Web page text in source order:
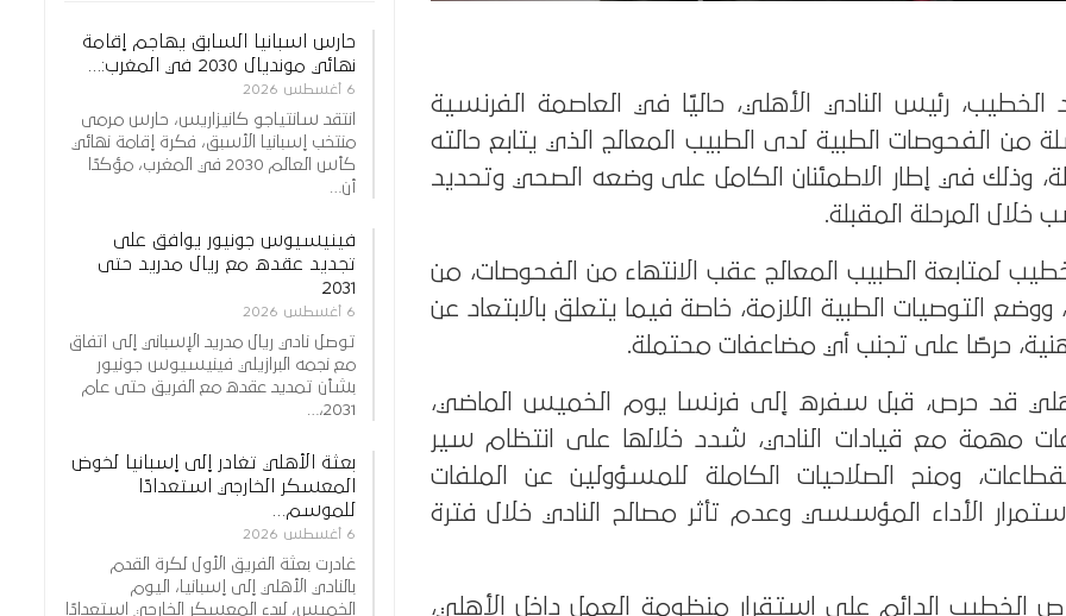
الخطيب، رئيس النادي الأهلي، حاليًا في العاصمة الفرنسية
من الفحوصات الطبية لدى الطبيب المعالج الذي يتابع حالته
وذلك في إطار الاطمئنان الكامل على وضعه الصحي وتحديد
خلال المرحلة المقبلة.
لمتابعة الطبيب المعالج عقب الانتهاء من الفحوصات، من
التوصيات الطبية اللازمة، خاصة فيما يتعلق بالابتعاد عن
حرصًا على تجنب أي مضاعفات محتملة.
قد حرص، قبل سفره إلى فرنسا يوم الخميس الماضي،
مهمة مع قيادات النادي، شدد خلالها على انتظام سير
ومنح الصلاحيات الكاملة للمسؤولين عن الملفات
الأداء المؤسسي وعدم تأثر مصالح النادي خلال فترة
الخطيب الدائم على استقرار منظومة العمل داخل الأهلي،
حارس اسبانيا السابق يهاجم إقامة
نهائي مونديال 2030 في المغرب:…
6 أغسطس 2026
انتقد سانتياجو كانيزاريس، حارس مرمى
منتخب إسبانيا الأسبق، فكرة إقامة نهائي
كأس العالم 2030 في المغرب، مؤكدًا
أن…
فينيسيوس جونيور يوافق على
تجديد عقده مع ريال مدريد حتى
2031
6 أغسطس 2026
توصل نادي ريال مدريد الإسباني إلى اتفاق
مع نجمه البرازيلي فينيسيوس جونيور
بشأن تمديد عقده مع الفريق حتى عام
2031،…
بعثة الأهلي تغادر إلى إسبانيا لخوض
المعسكر الخارجي استعدادًا
للموسم…
6 أغسطس 2026
غادرت بعثة الفريق الأول لكرة القدم
بالنادي الأهلي إلى إسبانيا، اليوم
الخميس، لبدء المعسكر الخارجي استعدادًا